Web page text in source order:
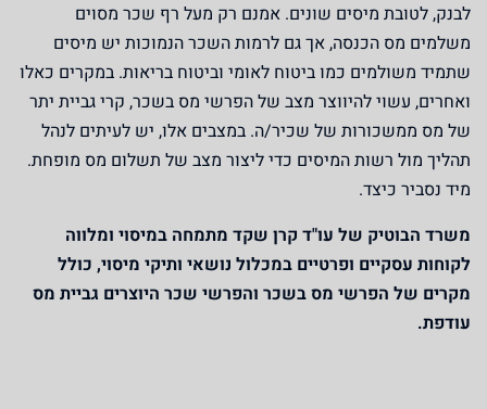
לבנק, לטובת מיסים שונים. אמנם רק מעל רף שכר מסוים
משלמים מס הכנסה, אך גם לרמות השכר הנמוכות יש מיסים
שתמיד משולמים כמו ביטוח לאומי וביטוח בריאות. במקרים כאלו
ואחרים, עשוי להיווצר מצב של הפרשי מס בשכר, קרי גביית יתר
של מס ממשכורות של שכיר/ה. במצבים אלו, יש לעיתים לנהל
תהליך מול רשות המיסים כדי ליצור מצב של תשלום מס מופחת.
מיד נסביר כיצד.
משרד הבוטיק של עו"ד קרן שקד מתמחה במיסוי ומלווה
לקוחות עסקיים ופרטיים במכלול נושאי ותיקי מיסוי, כולל
מקרים של הפרשי מס בשכר והפרשי שכר היוצרים גביית מס
עודפת.